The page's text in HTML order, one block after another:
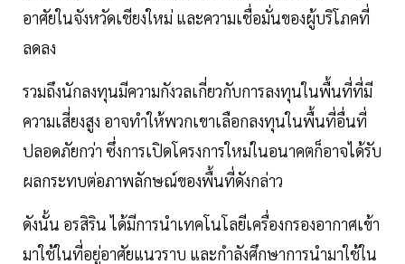
อาศัยในจังหวัดเชียงใหม่ และความเชื่อมั่นของผู้บริโภคที่
ลดลง
รวมถึงนักลงทุนมีความกังวลเกี่ยวกับการลงทุนในพื้นที่ที่มี
ความเสี่ยงสูง อาจทำให้พวกเขาเลือกลงทุนในพื้นที่อื่นที่
ปลอดภัยกว่า ซึ่งการเปิดโครงการใหม่ในอนาคตก็อาจได้รับ
ผลกระทบต่อภาพลักษณ์ของพื้นที่ดังกล่าว
ดังนั้น อรสิริน ได้มีการนำเทคโนโลยีเครื่องกรองอากาศเข้า
มาใช้ในที่อยู่อาศัยแนวราบ และกำลังศึกษาการนำมาใช้ใน